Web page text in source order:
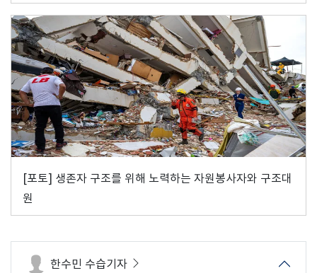
[포토] 생존자 구조를 위해 노력하는 자원봉사자와 구조대
원
한수민 수습기자